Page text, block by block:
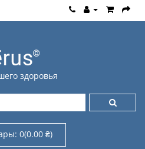
здоровья
0(0.00 ₴)